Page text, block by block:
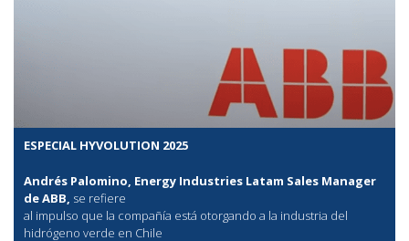
ESPECIAL HYVOLUTION 2025
Andrés Palomino, Energy Industries Latam Sales Manager
de ABB, se refiere
al impulso que la compañía está otorgando a la industria del
hidrógeno verde en Chile